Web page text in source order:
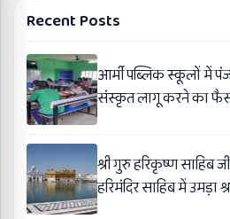
Recent Posts
आर्मी पब्लिक स्कूलों में
संस्कृत लागू करने का
श्री गुरु हरिकृष्ण साहिब
हरिमंदिर साहिब में